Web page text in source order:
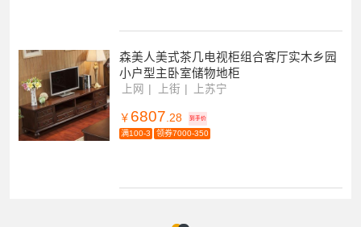
森美人美式茶几电视柜组合客厅实木乡园
小户型主卧室储物地柜
上网 上街 上苏宁
￥ 6807.28 到手价
满100-3 领券7000-350